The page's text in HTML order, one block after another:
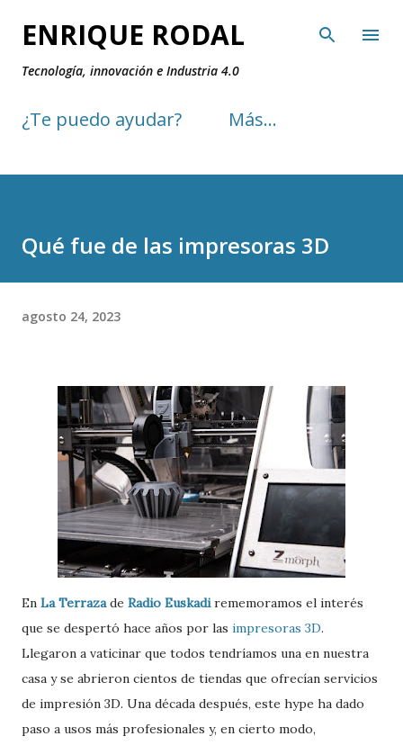
Ir al contenido principal
ENRIQUE RODAL
Tecnología, innovación e Industria 4.0
¿Te puedo ayudar? Más…
Qué fue de las impresoras 3D
agosto 24, 2023
En La Terrazade Radio Euskadirememoramos el interés
que se despertó hace años por las impresoras 3D.
Llegaron a vaticinar que todos tendríamos una en nuestra
casa y se abrieron cientos de tiendas que ofrecían servicios
de impresión 3D. Una década después, este hype ha dado
paso a usos más profesionales y, en cierto modo,